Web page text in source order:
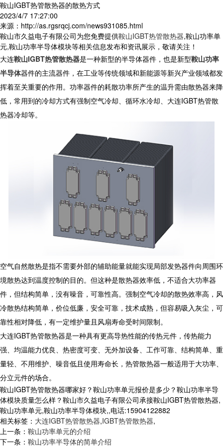
鞍山IGBT热管散热器的散热方式
2023/4/7 17:27:00
来源：http://as.rgsrqcj.com/news931085.html
鞍山市久益电子有限公司为您免费提供鞍山IGBT热管散热器,鞍山功率单
元,鞍山功率半导体模块等相关信息发布和资讯展示，敬请关注！
大连鞍山IGBT热管散热器是一种新型的半导体器件，也是新型鞍山功率
半导体器件的主流器件，在工业等传统领域和新能源等新兴产业领域都发
挥着至关重要的作用。功率器件的耗散功率所产生的温升需由散热器来降
低，常用到的冷却方式有强制空气冷却、循环水冷却、大连IGBT热管散
热器冷却等。
空气自然散热是指不需要外部的辅助能量就能实现局部发热器件向周围环
境散热达到温度控制的目的。但这种是散热器效率低，不适合大功率器
件，但结构简单，没有噪音，可靠性高。强制空气冷却的散热效率高，风
冷散热结构简单，价位低廉，安全可靠，技术成熟，但容易吸入灰尘，可
靠性相对降低，有一定维护量且风扇寿命受时间限制。
大连IGBT热管散热器是一种具有更高导热性能的传热元件，传热能力
强、均温能力优良、热密度可变、无外加设备、工作可靠、结构简单、重
量轻、不用维护、噪音低且使用寿命长，热管散热器一般适用于大功率、
分立元件的场合。
鞍山IGBT热管散热器哪家好？鞍山功率单元报价是多少？鞍山功率半导
体模块质量怎么样？鞍山市久益电子有限公司承接鞍山IGBT热管散热器,
鞍山功率单元,鞍山功率半导体模块,,电话:15904122882
相关标签： 大连IGBT热管散热器,IGBT热管散热器,
上一条： 鞍山功率单元的介绍
下一条： 鞍山功率半导体的简单介绍